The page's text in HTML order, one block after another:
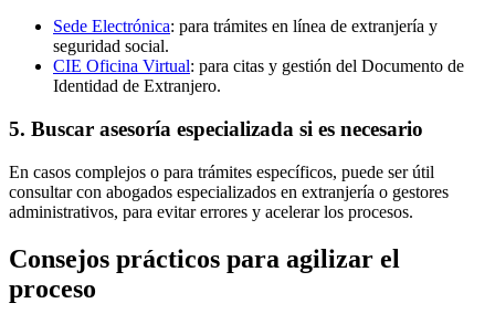
Sede Electrónica: para trámites en línea de extranjería y
seguridad social.
CIE Oficina Virtual: para citas y gestión del Documento de
Identidad de Extranjero.
5. Buscar asesoría especializada si es necesario
En casos complejos o para trámites específicos, puede ser útil
consultar con abogados especializados en extranjería o gestores
administrativos, para evitar errores y acelerar los procesos.
Consejos prácticos para agilizar el
proceso